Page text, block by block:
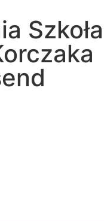
Szkoła